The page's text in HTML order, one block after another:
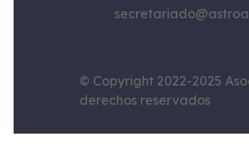
© Copyright 2022-2025
derechos reservados